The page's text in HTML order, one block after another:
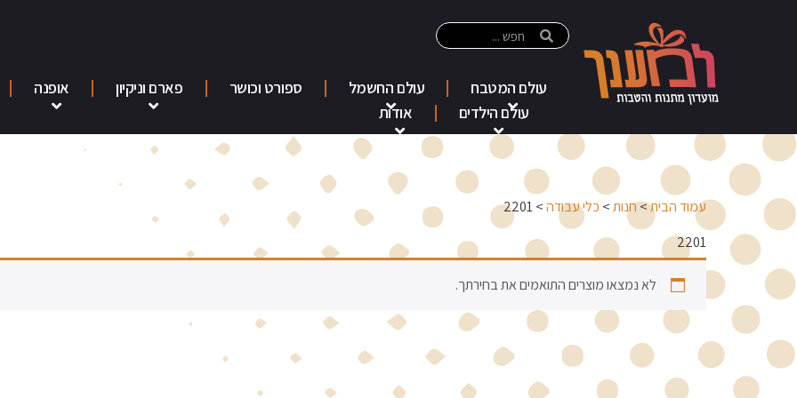
עולם המטבח עולם החשמל ספורט וכושר פארם וניקיון אופנה
עולם הילדים
אודות
עמוד הבית>חנות> כלי עבודה> 2201
2201
לא נמצאו מוצרים התואמים את בחירתך.